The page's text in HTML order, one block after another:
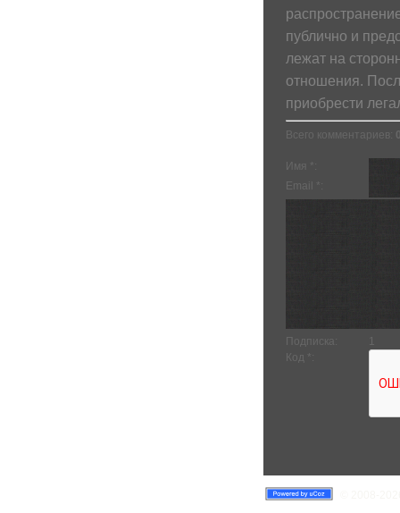
публично и
лежат на
отношения.
приобрести
Всего комментариев :
Имя *:
Email *:
Подписка:
1
Код *: